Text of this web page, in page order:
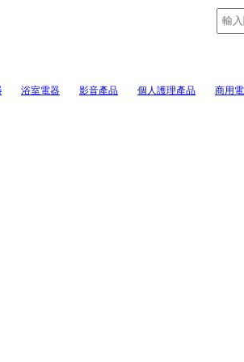
浴室電器 影音產品 個人護理產品 商用